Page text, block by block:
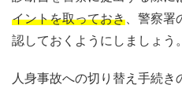
イントを取っておき 、警察
認しておくようにしましょう。
人身事故への切り替え手続